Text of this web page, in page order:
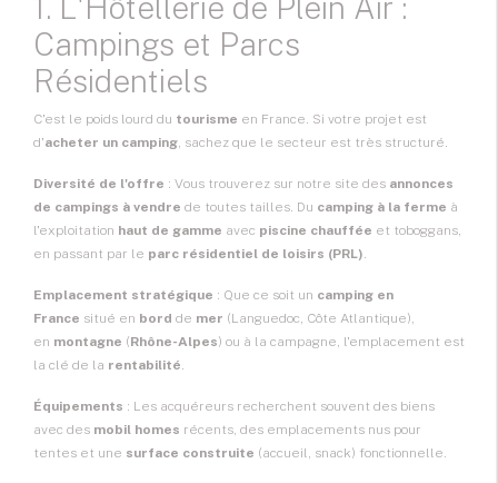
Campings et Parcs
Résidentiels
C'est le poids lourd du tourisme en France. Si votre projet est
d'acheter un camping, sachez que le secteur est très structuré.
Diversité de l'offre : Vous trouverez sur notre site des annonces
de campings à vendre de toutes tailles. Du camping à la ferme à
l'exploitation haut de gamme avec piscine chauffée et toboggans,
en passant par le parc résidentiel de loisirs (PRL).
Emplacement stratégique : Que ce soit un camping en
France situé en bord de mer (Languedoc, Côte Atlantique),
en montagne (Rhône-Alpes) ou à la campagne, l'emplacement est
la clé de la rentabilité.
Équipements : Les acquéreurs recherchent souvent des biens
avec des mobil homes récents, des emplacements nus pour
tentes et une surface construite (accueil, snack) fonctionnelle.